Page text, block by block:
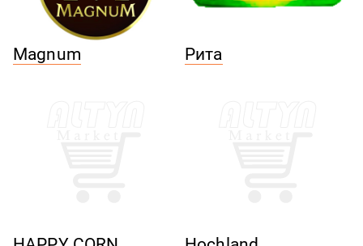
Magnum Рита